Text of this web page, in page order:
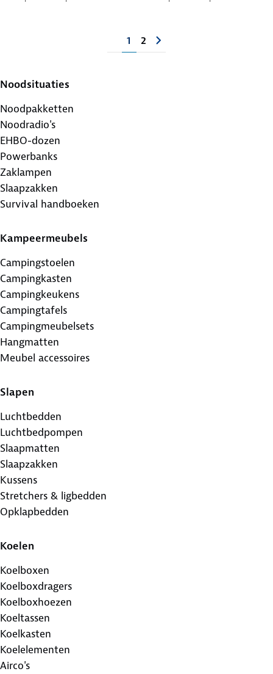
1 2
Noodsituaties
Noodpakketten
Noodradio's
EHBO-dozen
Powerbanks
Zaklampen
Slaapzakken
Survival handboeken
Kampeermeubels
Campingstoelen
Campingkasten
Campingkeukens
Campingtafels
Campingmeubelsets
Hangmatten
Meubel accessoires
Slapen
Luchtbedden
Luchtbedpompen
Slaapmatten
Slaapzakken
Kussens
Stretchers & ligbedden
Opklapbedden
Koelen
Koelboxen
Koelboxdragers
Koelboxhoezen
Koeltassen
Koelkasten
Koelelementen
Airco's